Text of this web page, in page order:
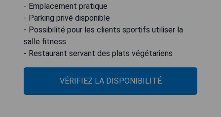
- Emplacement pratique
- Parking privé disponible
- Possibilité pour les clients sportifs utiliser la
salle fitness
- Restaurant servant des plats végétariens
VÉRIFIEZ LA DISPONIBILITÉ